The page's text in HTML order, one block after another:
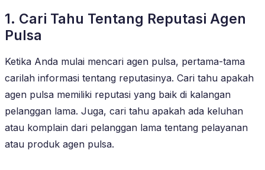
1. Cari Tahu Tentang Reputasi Agen
Pulsa
Ketika Anda mulai mencari agen pulsa, pertama-tama
carilah informasi tentang reputasinya. Cari tahu apakah
agen pulsa memiliki reputasi yang baik di kalangan
pelanggan lama. Juga, cari tahu apakah ada keluhan
atau komplain dari pelanggan lama tentang pelayanan
atau produk agen pulsa.